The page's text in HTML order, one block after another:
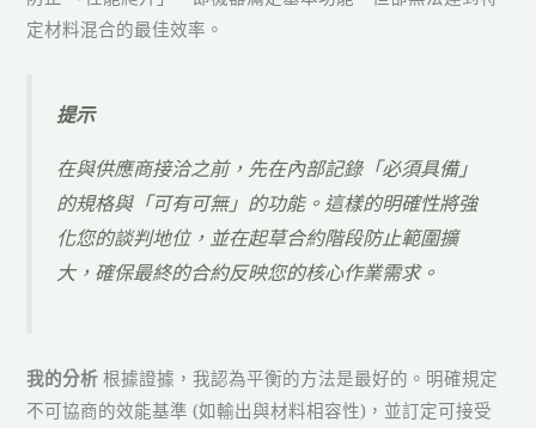
定材料混合的最佳效率。
提示
在與供應商接洽之前，先在內部記錄「必須具備」
的規格與「可有可無」的功能。這樣的明確性將強
化您的談判地位，並在起草合約階段防止範圍擴
大，確保最終的合約反映您的核心作業需求。
我的分析 根據證據，我認為平衡的方法是最好的。明確規定
不可協商的效能基準 (如輸出與材料相容性)，並訂定可接受